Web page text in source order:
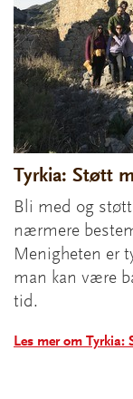
Tyrkia: Støtt
Bli med og
nærmere
Menigheten er
man kan være
tid.
Les mer om Tyrkia: